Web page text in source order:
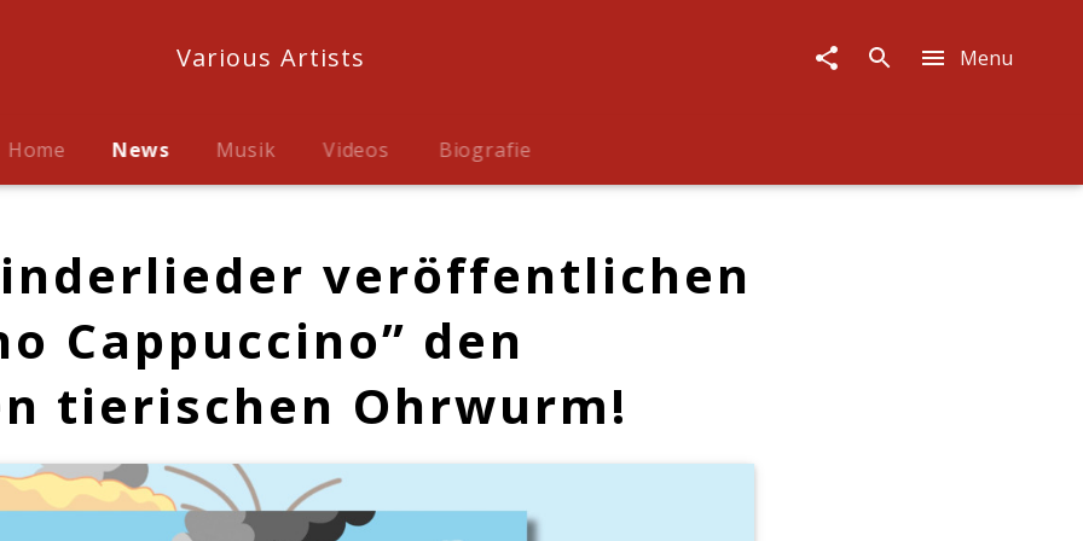
Various Artists Menu
Home News Musik Videos Biografie
veröffentlichen
Cappuccino” den
tierischen Ohrwurm!